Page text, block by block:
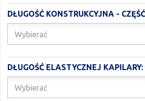
DŁUGOŚĆ KONSTRUKCYJNA -
Wybierać
DŁUGOŚĆ ELASTYCZNEJ KAPILARY:
Wybierać